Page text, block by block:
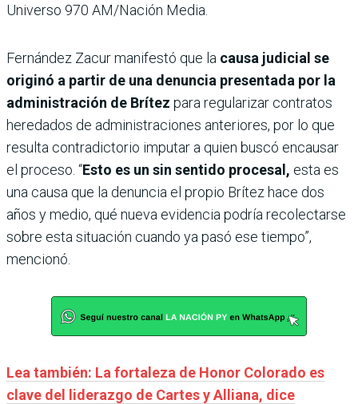
Universo 970 AM/Nación Media.
Fernández Zacur manifestó que la causa judicial se
originó a partir de una denuncia presentada por la
administración de Brítez para regularizar contratos
heredados de administraciones anteriores, por lo que
resulta contradictorio imputar a quien buscó encausar
el proceso. “Esto es un sin sentido procesal, esta es
una causa que la denuncia el propio Brítez hace dos
años y medio, qué nueva evidencia podría recolectarse
sobre esta situación cuando ya pasó ese tiempo”,
mencionó.
Lea también: La fortaleza de Honor Colorado es
clave del liderazgo de Cartes y Alliana, dice